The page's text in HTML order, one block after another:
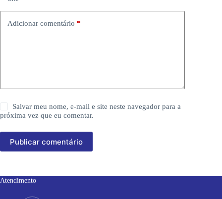
Adicionar comentário *
Salvar meu nome, e-mail e site neste navegador para a
próxima vez que eu comentar.
Publicar comentário
Atendimento